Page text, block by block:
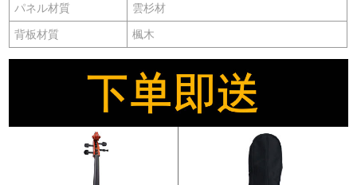
パネル材質 雲杉材
背板材質 楓木